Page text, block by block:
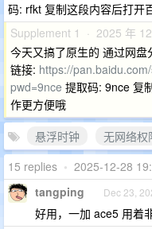
码: rfkt 复制这段内容后打开
Supplement 1 · 2025 年
今天又搞了原生的 通过网
链接: https://
pwd=9nce 提取码: 9nce 复
作更方便哦
悬浮时钟
无网络权
15 replies • 2025-12-28
tangping Dec 23,
好用，一加 ace5 用着